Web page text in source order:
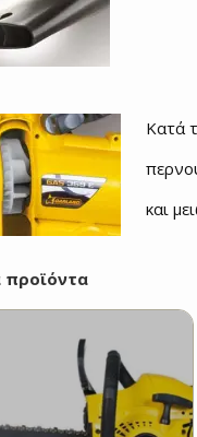
Κατά
και
προϊόντα